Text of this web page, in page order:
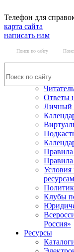
Телефон для
карта сайта
написать нам
Поиск по сайту
Ответы
Личный
Правила
Правила
Условия
Клубы
Россия»
Ресурсы